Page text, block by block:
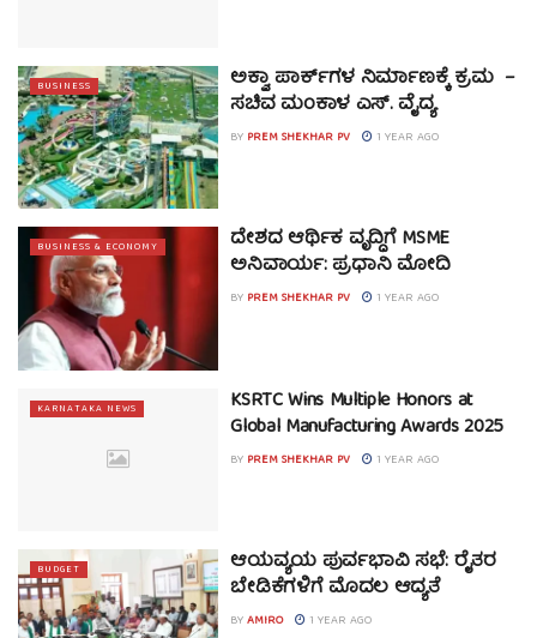
BUSINESS ಅಕ್ವಾ ಪಾರ್ಕ್‍ಗಳ ನಿರ್ಮಾಣಕ್ಕೆ ಕ್ರಮ –
ಸಚಿವ ಮಂಕಾಳ ಎಸ್. ವೈದ್ಯ
BY PREM SHEKHAR PV 1 YEAR AGO
BUSINESS & ECONOMY ದೇಶದ ಆರ್ಥಿಕ ವೃದ್ಧಿಗೆ MSME
ಅನಿವಾರ್ಯ: ಪ್ರಧಾನಿ ಮೋದಿ
BY PREM SHEKHAR PV 1 YEAR AGO
KARNATAKA NEWS KSRTC Wins Multiple Honors at
Global Manufacturing Awards 2025
BY PREM SHEKHAR PV 1 YEAR AGO
BUDGET ಆಯವ್ಯಯ ಪುರ್ವಭಾವಿ ಸಭೆ: ರೈತರ
ಬೇಡಿಕೆಗಳಿಗೆ ಮೊದಲ ಆದ್ಯತೆ
BYAMIRO 1 YEAR AGO